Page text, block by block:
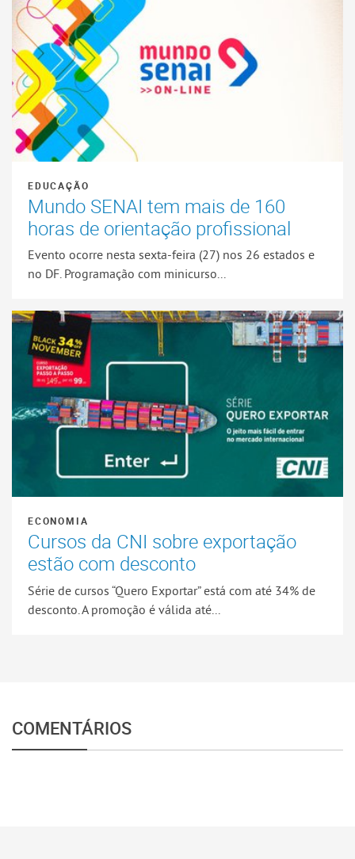
EDUCAÇÃO
Mundo SENAI tem mais de 160
horas de orientação profissional
Evento ocorre nesta sexta-feira (27) nos 26 estados e
no DF. Programação com minicurso...
ECONOMIA
Cursos da CNI sobre exportação
estão com desconto
Série de cursos “Quero Exportar” está com até 34% de
desconto. A promoção é válida até...
COMENTÁRIOS